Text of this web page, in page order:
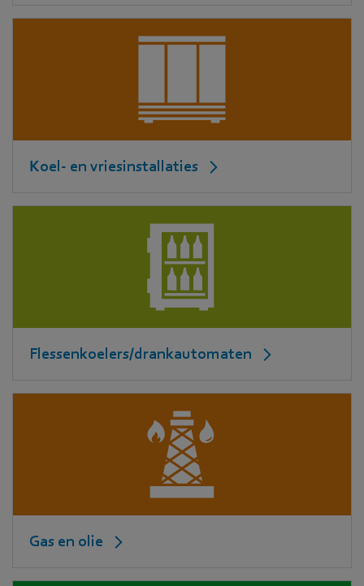
Koel- en vriesinstallaties
Flessenkoelers/drankautomaten
Gas en olie